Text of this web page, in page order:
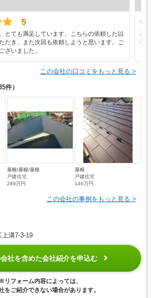
5
とても満足しています。こちらの依頼した以
だき、また次回も依頼しようと思います。ご
ざいました。
幕
併
この会社の口コミをもっと見る >
件）
屋根/屋根/屋根
戸建住宅
289万円
屋根
戸建住宅
146万円
この会社の事例をもっと見る >
溝7-3-19
社を含めた会社紹介を申込む
リフォーム内容によっては、
をご紹介できない場合があります。